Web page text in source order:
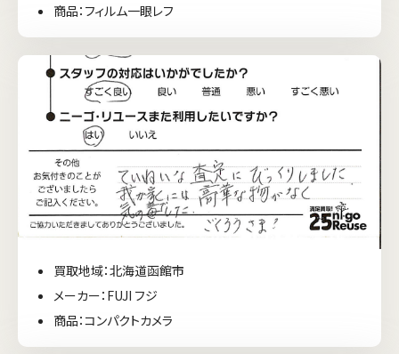
商品：フィルム一眼レフ
買取地域：北海道函館市
メーカー：FUJI フジ
商品：コンパクトカメラ